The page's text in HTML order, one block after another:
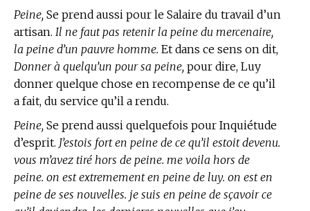
Peine, Se prend aussi pour le Salaire du travail d’un
artisan. Il ne faut pas retenir la peine du mercenaire,
la peine d’un pauvre homme. Et dans ce sens on dit,
Donner à quelqu’un pour sa peine, pour dire, Luy
donner quelque chose en recompense de ce qu’il
a fait, du service qu’il a rendu.
Peine, Se prend aussi quelquefois pour Inquiétude
d’esprit. J’estois fort en peine de ce qu’il estoit devenu.
vous m’avez tiré hors de peine. me voila hors de
peine. on est extremement en peine de luy. on est en
peine de ses nouvelles. je suis en peine de sçavoir ce